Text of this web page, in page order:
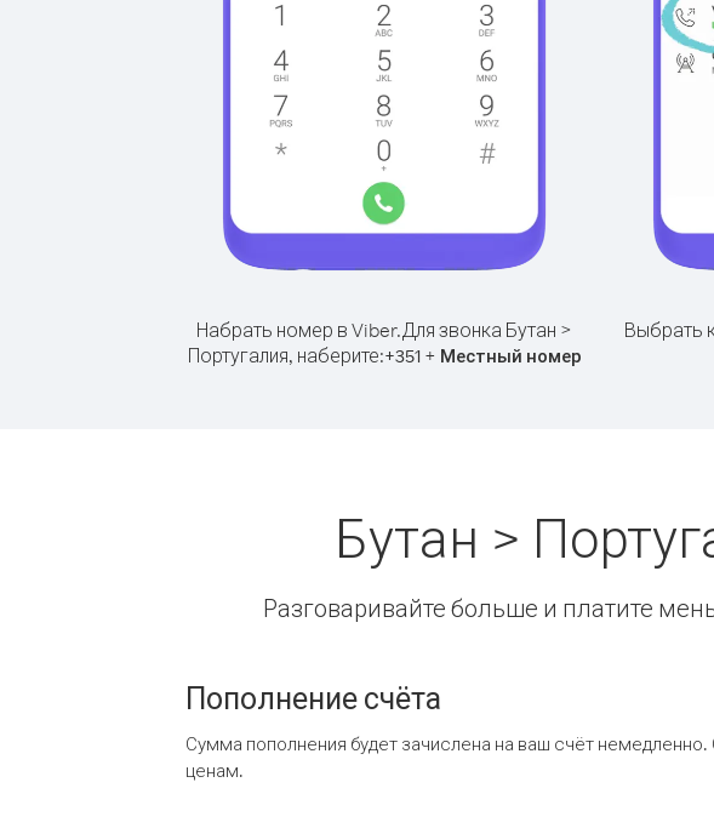
Набрать номер в Viber.Для звонка Бутан >
Португалия, наберите:+351+ Местный номер
Выбрать
Бутан >
Разговаривайте больше и платите
Пополнение счёта
Сумма пополнения будет зачислена на ваш счёт
ценам.